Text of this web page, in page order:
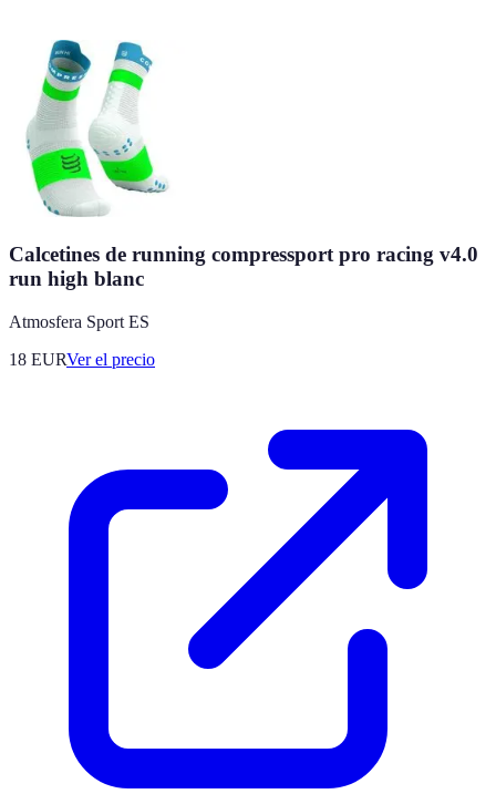
Calcetines de running compressport pro racing v4.0
run high blanc
Atmosfera Sport ES
18 EURVer el precio